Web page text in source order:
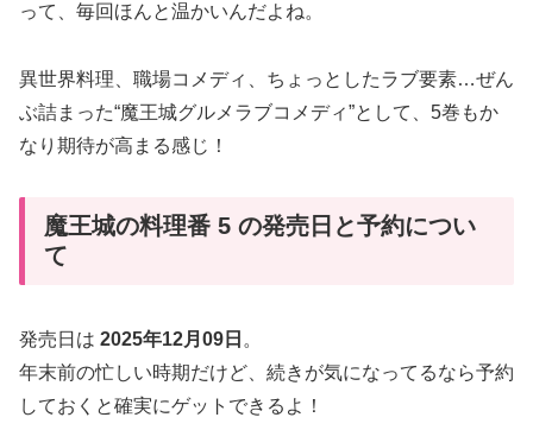
って、毎回ほんと温かいんだよね。
異世界料理、職場コメディ、ちょっとしたラブ要素…ぜん
ぶ詰まった“魔王城グルメラブコメディ”として、5巻もか
なり期待が高まる感じ！
魔王城の料理番 5 の発売日と予約につい
て
発売日は 2025年12月09日 。
年末前の忙しい時期だけど、続きが気になってるなら予約
しておくと確実にゲットできるよ！